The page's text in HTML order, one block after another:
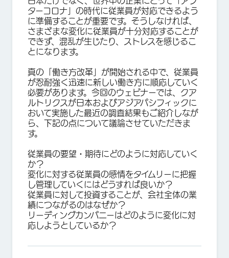
ターコロナ」の時代に従業員が対応できるよう
に準備することが重要です。そうしなければ、
さまざまな変化に従業員が十分対応することが
できず、混乱が生じたり、ストレスを感じるこ
とになります。
真の「働き方改革」が開始される中で、従業員
が忍耐強く迅速に新しい働き方に順応していく
必要があります。今回のウェビナーでは、クア
ルトリクスが日本およびアジアパシフィックに
おいて実施した最近の調査結果もご紹介しなが
ら、下記の点について議論させていただきま
す。
従業員の要望・期待にどのように対応していく
か？
変化に対する従業員の感情をタイムリーに把握
し管理していくにはどうすれば良いか？
従業員に対して投資することが、会社全体の業
績につながるのはなぜか？
リーディングカンパニーはどのように変化に対
応しようとしているか？